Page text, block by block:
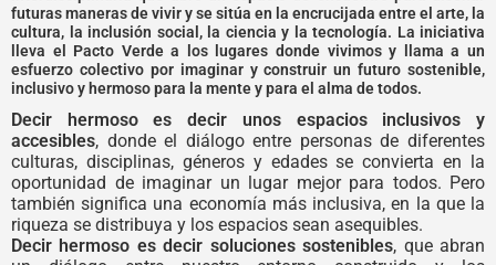
futuras maneras de vivir y se sitúa en la encrucijada entre el arte, la
cultura, la inclusión social, la ciencia y la tecnología. La iniciativa
lleva el Pacto Verde a los lugares donde vivimos y llama a un
esfuerzo colectivo por imaginar y construir un futuro sostenible,
inclusivo y hermoso para la mente y para el alma de todos.
Decir hermoso es decir unos espacios inclusivos y
accesibles, donde el diálogo entre personas de diferentes
culturas, disciplinas, géneros y edades se convierta en la
oportunidad de imaginar un lugar mejor para todos. Pero
también significa una economía más inclusiva, en la que la
riqueza se distribuya y los espacios sean asequibles.
Decir hermoso es decir soluciones sostenibles, que abran